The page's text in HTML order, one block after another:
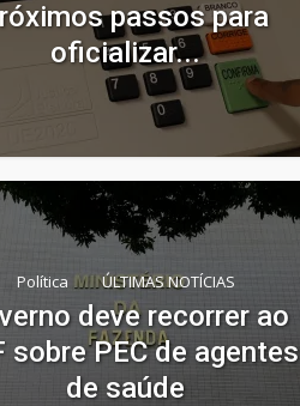
passos para
oficializar...
Política ÚLTIMAS NOTÍCIAS
deve recorrer ao
sobre PEC de agentes
de saúde